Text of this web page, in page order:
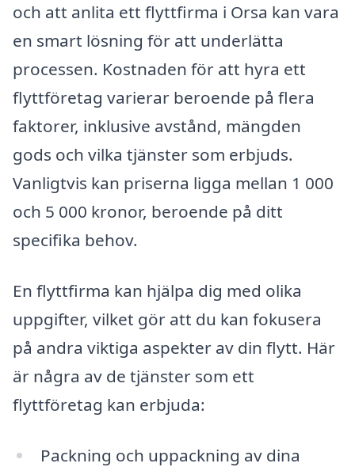
och att anlita ett flyttfirma i Orsa kan vara
en smart lösning för att underlätta
processen. Kostnaden för att hyra ett
flyttföretag varierar beroende på flera
faktorer, inklusive avstånd, mängden
gods och vilka tjänster som erbjuds.
Vanligtvis kan priserna ligga mellan 1 000
och 5 000 kronor, beroende på ditt
specifika behov.
En flyttfirma kan hjälpa dig med olika
uppgifter, vilket gör att du kan fokusera
på andra viktiga aspekter av din flytt. Här
är några av de tjänster som ett
flyttföretag kan erbjuda:
Packning och uppackning av dina